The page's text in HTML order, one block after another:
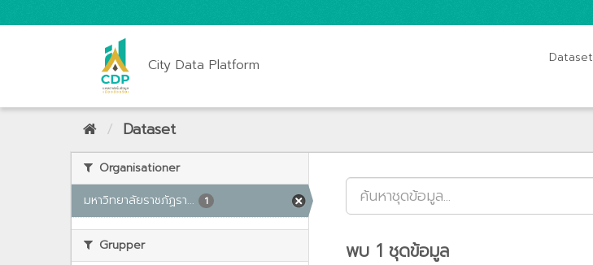
City Data Platform Dataset
Dataset
Organisationer
มหาวิทยาลัยราชภัฏรา...
1
Grupper พบ 1 ชุดข้อมูล